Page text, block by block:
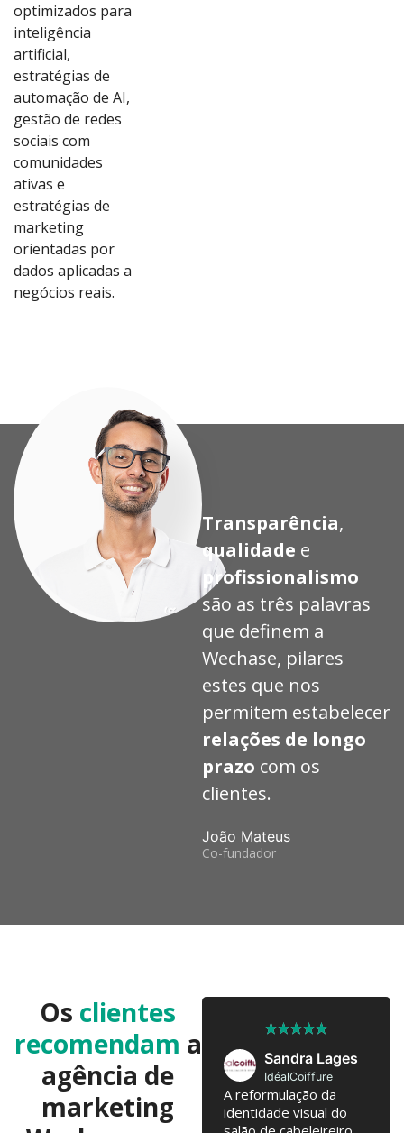
optimizados para
inteligência
artificial,
estratégias de
automação de AI,
gestão de redes
sociais com
comunidades
ativas e
estratégias de
marketing
orientadas por
dados aplicadas a
negócios reais.
Transparência,
qualidade e
profissionalismo
são as três palavras
que definem a
Wechase, pilares
estes que nos
permitem estabelecer
relações de longo
prazo com os
clientes.
João Mateus
Co-fundador
Os clientes
recomendam a
agência de
marketing
José Pedro
Twobrothers
Colaboramos já há 10
anos, com troca de
Sandra Lages
★★★★★
IdéalCoiffure
A reformulação da
identidade visual do